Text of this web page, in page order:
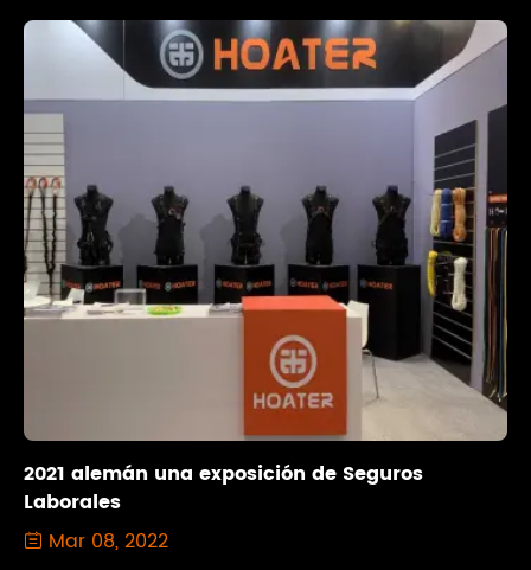
2021 alemán una exposición de Seguros
Laborales
 Mar 08, 2022